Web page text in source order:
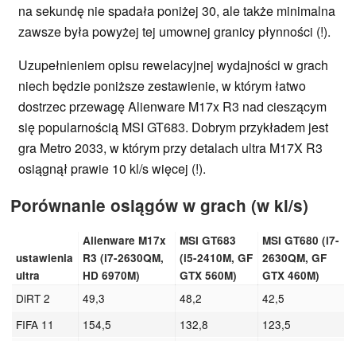
na sekundę nie spadała poniżej 30, ale także minimalna
zawsze była powyżej tej umownej granicy płynności (!).
Uzupełnieniem opisu rewelacyjnej wydajności w grach
niech będzie poniższe zestawienie, w którym łatwo
dostrzec przewagę Alienware M17x R3 nad cieszącym
się popularnością MSI GT683. Dobrym przykładem jest
gra Metro 2033, w którym przy detalach ultra M17X R3
osiągnął prawie 10 kl/s więcej (!).
Porównanie osiągów w grach (w kl/s)
ustawienia
ultra
Alienware M17x
R3 (i7-2630QM,
HD 6970M)
MSI GT683
(i5-2410M, GF
GTX 560M)
MSI GT680 (i7-
2630QM, GF
GTX 460M)
DiRT 2 49,3 48,2
42,5
FIFA 11
154,5 132,8
123,5